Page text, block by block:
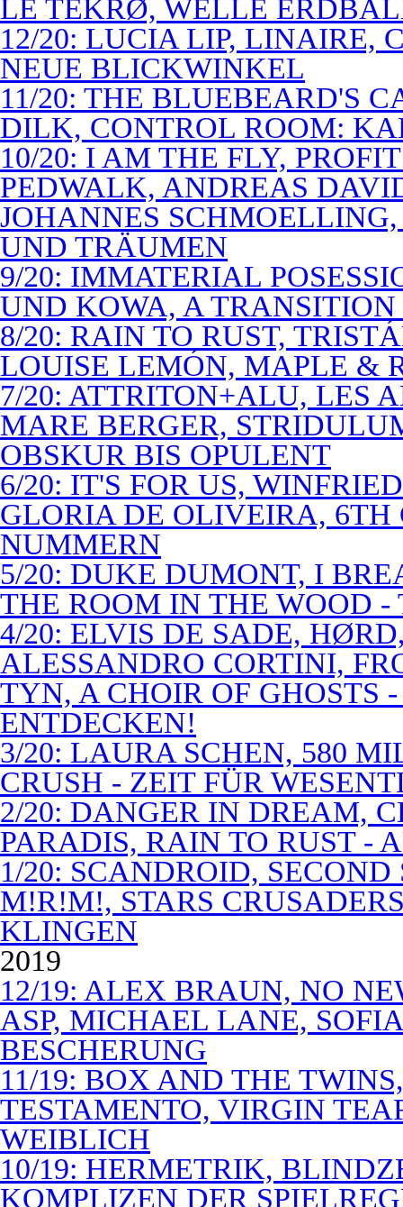
LE TEKRØ, WELLE
12/20: LUCIA LIP, LINAIRE,
NEUE BLICKWINKEL
11/20: THE BLUEBEARD'S
DILK, CONTROL ROOM:
10/20: I AM THE FLY,
PEDWALK, ANDREAS
JOHANNES
UND TRÄUMEN
9/20: IMMATERIAL
UND KOWA, A
8/20: RAIN TO RUST,
LOUISE LEMÓN, MAPLE &
7/20: ATTRITON+ALU, LES
MARE BERGER,
OBSKUR BIS OPULENT
6/20: IT'S FOR US,
GLORIA DE OLIVEIRA, 6TH
NUMMERN
5/20: DUKE DUMONT, I
THE ROOM IN THE WOOD
4/20: ELVIS DE SADE,
ALESSANDRO CORTINI,
TYN, A CHOIR OF GHOSTS
ENTDECKEN!
3/20: LAURA SCHEN, 580
CRUSH - ZEIT FÜR
2/20: DANGER IN DREAM,
PARADIS, RAIN TO RUST -
1/20: SCANDROID,
M!R!M!, STARS
KLINGEN
2019
12/19: ALEX BRAUN, NO
ASP, MICHAEL LANE,
BESCHERUNG
11/19: BOX AND THE
TESTAMENTO, VIRGIN
WEIBLICH
10/19: HERMETRIK,
KOMPLIZEN DER